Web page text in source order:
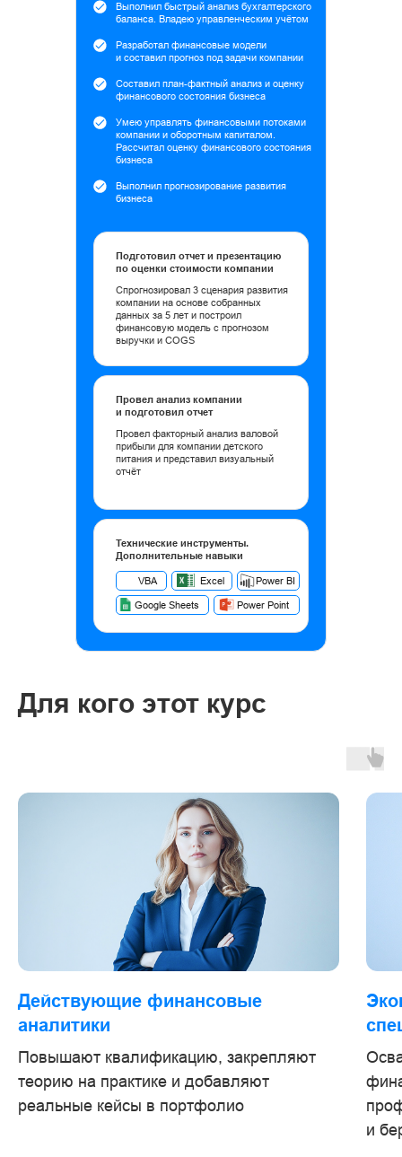
Выполнил быстрый анализ бухгалтерского
баланса. Владею управленческим учётом
Умею управлять финансовыми потоками
компании и оборотным капиталом.
Рассчитал оценку финансового состояния
бизнеса
Разработал финансовые модели
и составил прогноз под задачи компании
Выполнил прогнозирование развития
бизнеса
Составил план-фактный анализ и оценку
финансового состояния бизнеса
Подготовил отчет и презентацию
по оценки стоимости компании
Спрогнозировал 3 сценария развития
компании на основе собранных
данных за 5 лет и построил
финансовую модель с прогнозом
выручки и COGS
Провел анализ компании
и подготовил отчет
Провел факторный анализ валовой
прибыли для компании детского
питания и представил визуальный
отчёт
Технические инструменты.
Дополнительные навыки
Power BI
Power Point
Google Sheets
Excel
VBA
Для кого этот курс
Действующие финансовые
аналитики
Повышают квалификацию, закрепляют
теорию на практике и добавляют
реальные кейсы в портфолио
и